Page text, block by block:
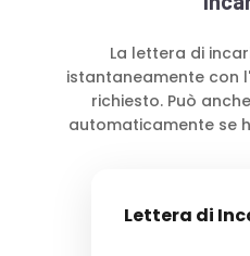
La lettera di
istantaneamente con
richiesto. Può
automaticamente se
Lettera di